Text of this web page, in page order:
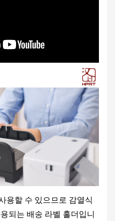
용할 수 있으므로 감열식
되는 배송 라벨 홀더입니